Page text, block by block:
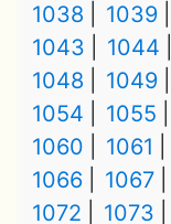
1038
1039
1043
1044
1048
1049
1054
1055
1060
1061
1066
1067
1072
1073